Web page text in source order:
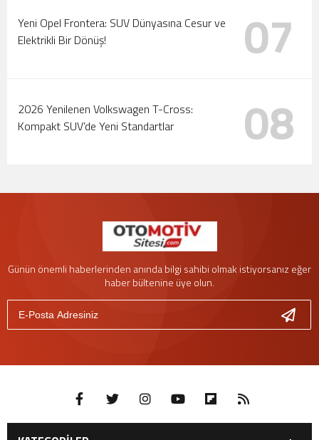
Yeni Opel Frontera: SUV Dünyasına Cesur ve
Elektrikli Bir Dönüş!
07
2026 Yenilenen Volkswagen T-Cross:
Kompakt SUV’de Yeni Standartlar
08
Günün önemli haberlerinden anında bilgi sahibi olmak istiyorsanız eğer
haber bültenine üye olun.